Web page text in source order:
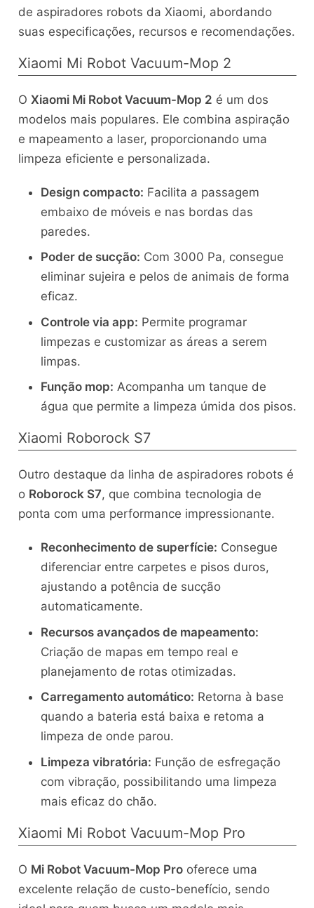
de aspiradores robots da Xiaomi, abordando
suas especificações, recursos e recomendações.
Xiaomi Mi Robot Vacuum-Mop 2
O Xiaomi Mi Robot Vacuum-Mop 2 é um dos
modelos mais populares. Ele combina aspiração
e mapeamento a laser, proporcionando uma
limpeza eficiente e personalizada.
Design compacto: Facilita a passagem
embaixo de móveis e nas bordas das
paredes.
Poder de sucção: Com 3000 Pa, consegue
eliminar sujeira e pelos de animais de forma
eficaz.
Controle via app: Permite programar
limpezas e customizar as áreas a serem
limpas.
Função mop: Acompanha um tanque de
água que permite a limpeza úmida dos pisos.
Xiaomi Roborock S7
Outro destaque da linha de aspiradores robots é
o Roborock S7, que combina tecnologia de
ponta com uma performance impressionante.
Reconhecimento de superfície: Consegue
diferenciar entre carpetes e pisos duros,
ajustando a potência de sucção
automaticamente.
Recursos avançados de mapeamento:
Criação de mapas em tempo real e
planejamento de rotas otimizadas.
Carregamento automático: Retorna à base
quando a bateria está baixa e retoma a
limpeza de onde parou.
Limpeza vibratória: Função de esfregação
com vibração, possibilitando uma limpeza
mais eficaz do chão.
Xiaomi Mi Robot Vacuum-Mop Pro
O Mi Robot Vacuum-Mop Prooferece uma
excelente relação de custo-benefício, sendo